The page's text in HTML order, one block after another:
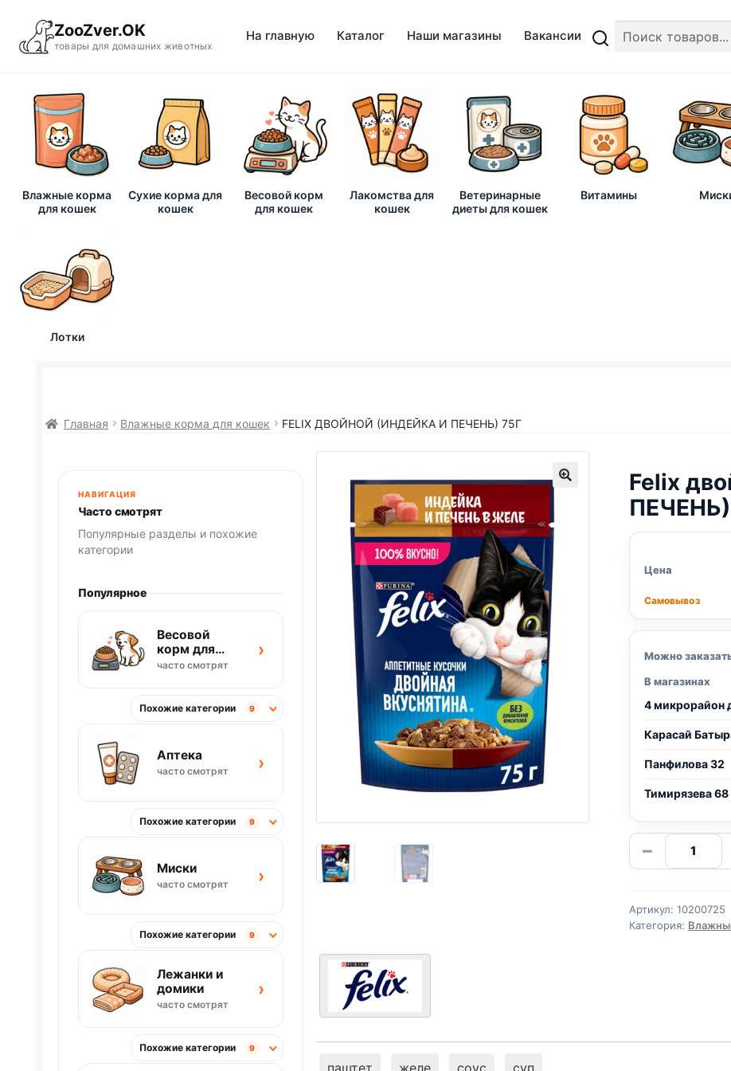
ZooZver.OK
товары для домашних животных
На главную Каталог Наши магазины Вакансии
Влажные корма
для кошек
Сухие корма для
кошек
Весовой корм
для кошек
Лакомства для
кошек
Ветеринарные
диеты для кошек
Витамины
Лотки
Главная Влажные корма для кошек FELIX ДВОЙНОЙ (ИНДЕЙКА И ПЕЧЕНЬ) 75Г
Felix
ПЕЧЕНЬ)
Цена
Самовывоз
Можно
В магазинах
4 микрорайон
Карасай
Панфилова 32
Тимирязева 68
−
Количество
товара
(ИНДЕЙКА
Артикул: 10200725
Категория:
паштет желе соус суп
НАВИГАЦИЯ
Часто смотрят
Популярные разделы и похожие
категории
Популярное
Весовой
корм для
собак
часто смотрят
›
Похожие категории 9
Аптека
часто смотрят ›
Похожие категории 9
Миски
часто смотрят ›
Похожие категории 9
Лежанки и
домики
часто смотрят
›
Похожие категории 9